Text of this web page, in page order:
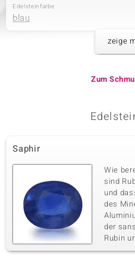
Edelsteinfarbe
blau
Zweiter Edelstein
Edelsteinvarietät
Zirkon
Karatgewicht Summe
0,057 ct
Fassung
Krappenfassung
zeige
Zum
Saphir
Wie
sind
und
des
der
Rubin